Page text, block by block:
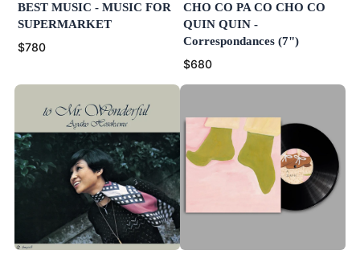
BEST MUSIC - MUSIC FOR
SUPERMARKET
$780
CHO CO PA CO CHO CO
QUIN QUIN -
Correspondances (7")
$680